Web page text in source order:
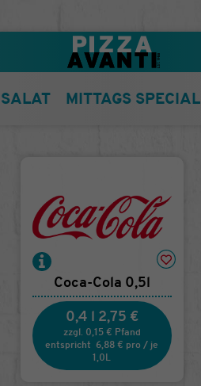
SALAT MITTAGS SPECIAL
Coca-Cola 0,5l
0,4 l 2,75 €
zzgl. 0,15 € Pfand
entspricht 6,88 € pro / je
1,0L